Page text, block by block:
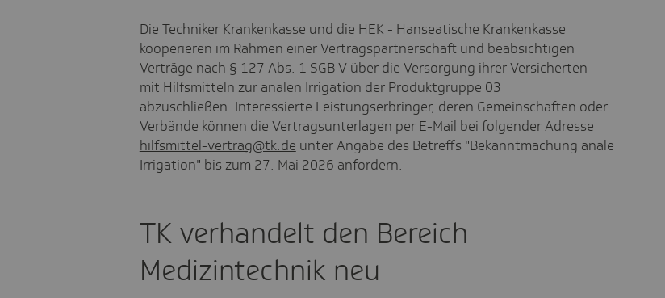
Die Techniker Krankenkasse und die HEK - Hanseatische Krankenkasse
kooperieren im Rahmen einer Vertragspartnerschaft und beabsichtigen
Verträge nach § 127 Abs. 1 SGB V über die Versorgung ihrer Versicherten
mit Hilfsmitteln zur analen Irrigation der Produktgruppe 03
abzuschließen. Interessierte Leistungserbringer, deren Gemeinschaften oder
Verbände können die Vertragsunterlagen per E-Mail bei folgender Adresse
hilfsmittel-vertrag@tk.de unter Angabe des Betreffs "Bekanntmachung anale
Irrigation" bis zum 27. Mai 2026 anfordern.
TK verhandelt den Bereich
Medizintechnik neu